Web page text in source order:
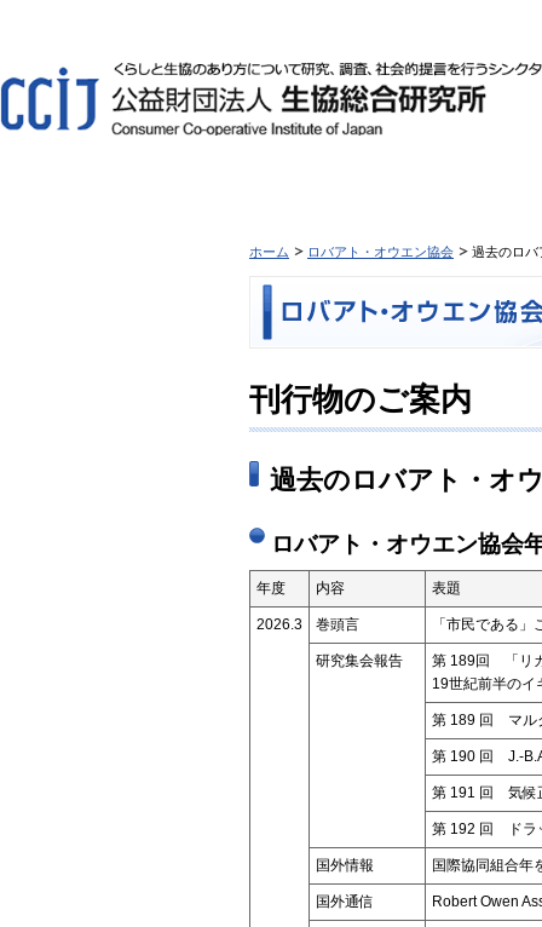
ホーム ロバアト・オウエン協会 過去のロバ
刊行物のご案内
過去のロバアト・オ
ロバアト・オウエン協
年度 内容 表題
2026.3 巻頭言 「市民である
研究集会報告
第 189回 「リ
19世紀前半のイ
第 189 回 マル
第 190 回 J.-
第 191 回 気候
第 192 回 ドラ
国外情報 国際協同組合年
国外通信 Robert Owen